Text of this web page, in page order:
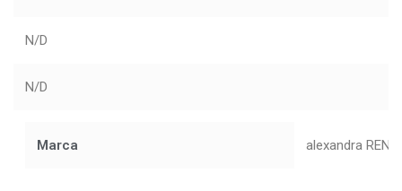
N/D
N/D
Marca alexandra